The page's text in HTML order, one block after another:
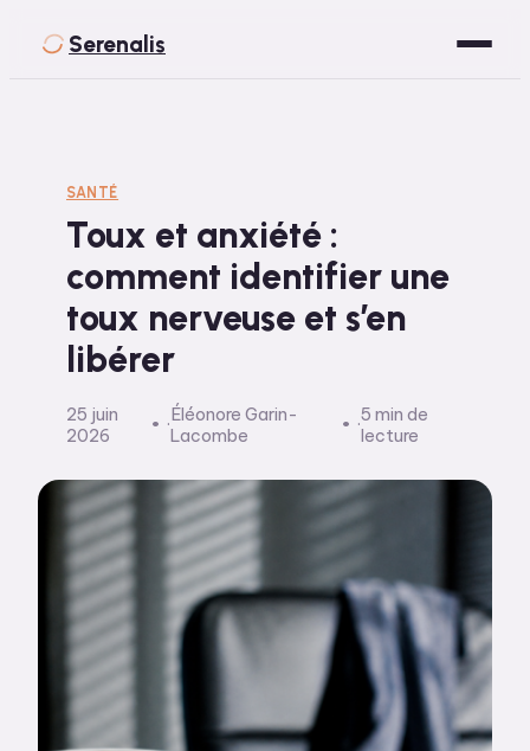
Serenalis
Bien-être
Développement Personnel
Spiritualité
Voyage
SANTÉ
Toux et anxiété :
comment identifier une
toux nerveuse et s’en
libérer
25 juin
2026
·Éléonore Garin-
Lacombe
·5 min de
lecture